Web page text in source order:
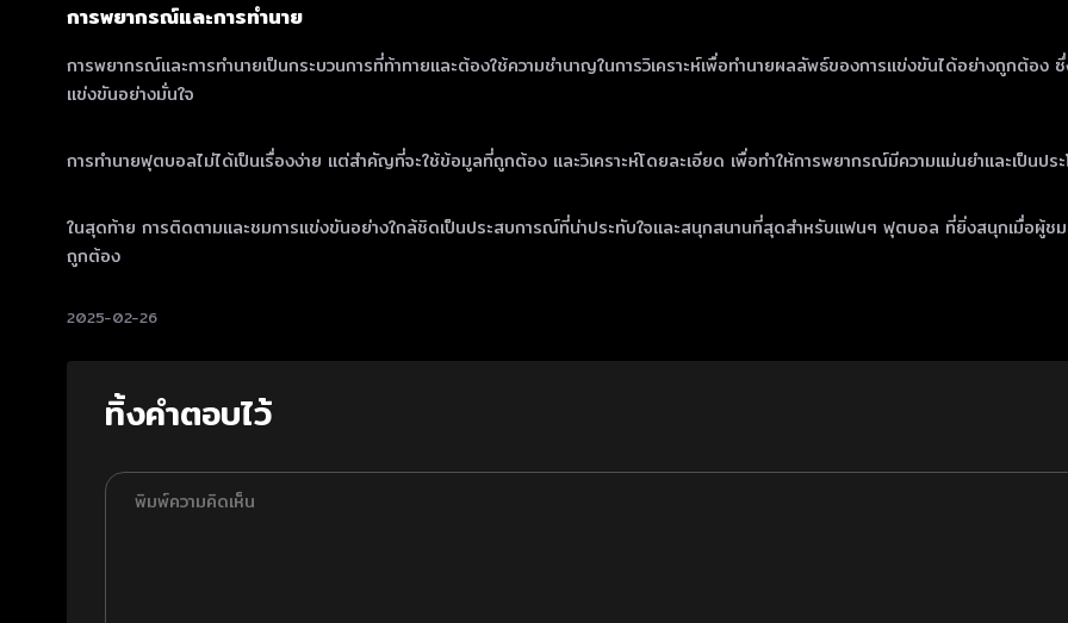
การพยากรณ์และการทำนาย
การพยากรณ์และการทำนายเป็นกระบวนการที่ท้าทายและต้องใช้ความชำนาญในการวิเคราะห์เพื่อทำนายผลลัพธ์ของการแข่งขันได้อย่างถูกต้อง
แข่งขันอย่างมั่นใจ
การทำนายฟุตบอลไม่ได้เป็นเรื่องง่าย แต่สำคัญที่จะใช้ข้อมูลที่ถูกต้อง และวิเคราะห์โดยละเอียด เพื่อทำให้การพยากรณ์มีความแม่นยำและเป็นปร
ในสุดท้าย การติดตามและชมการแข่งขันอย่างใกล้ชิดเป็นประสบการณ์ที่น่าประทับใจและสนุกสนานที่สุดสำหรับแฟนๆ ฟุตบอล ที่ยิ่งสนุกเมื่อผู้ช
ถูกต้อง
2025-02-26
ทิ้งคำตอบไว้